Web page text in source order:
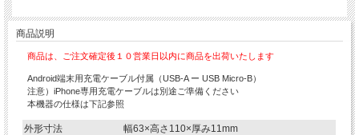
商品説明
商品は、ご注文確定後１０営業日以内に商品を出荷いたします
Android端末用充電ケーブル付属（USB-A ー USB Micro-B）
注意）iPhone専用充電ケーブルは別途ご準備ください
本機器の仕様は下記参照
外形寸法
幅63×高さ110×厚み11mm